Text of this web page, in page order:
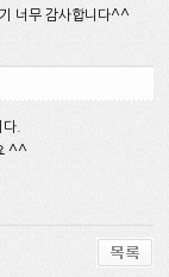
너무 감사합니다^^
.
^^